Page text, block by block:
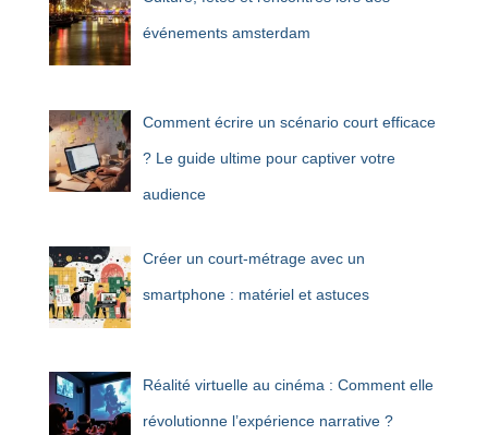
r
c
h
:
événements amsterdam
Comment écrire un scénario court efficace
? Le guide ultime pour captiver votre
audience
Créer un court-métrage avec un
smartphone : matériel et astuces
Réalité virtuelle au cinéma : Comment elle
révolutionne l’expérience narrative ?